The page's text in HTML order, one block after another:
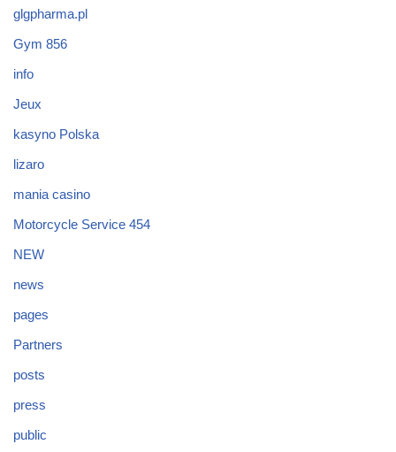
glgpharma.pl
Gym 856
info
Jeux
kasyno Polska
lizaro
mania casino
Motorcycle Service 454
NEW
news
pages
Partners
posts
press
public